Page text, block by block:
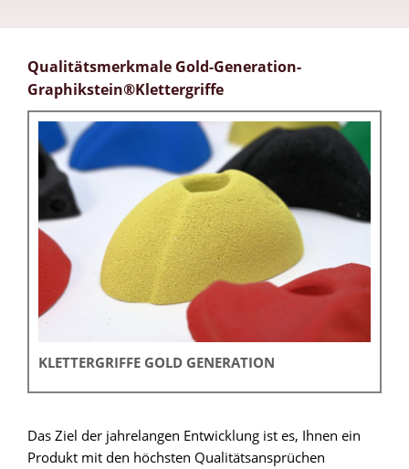
Qualitätsmerkmale Gold-Generation-
Graphikstein®Klettergriffe
KLETTERGRIFFE GOLD GENERATION
Das Ziel der jahrelangen Entwicklung ist es, Ihnen ein
Produkt mit den höchsten Qualitätsansprüchen